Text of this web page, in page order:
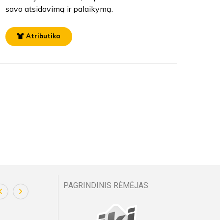
savo atsidavimą ir palaikymą.
Atributika
PAGRINDINIS RĖMĖJAS